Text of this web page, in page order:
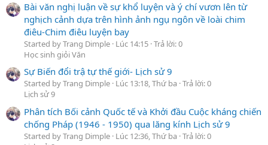
Bài văn nghị luận về sự khổ luyện và ý chí vươn lên từ
nghịch cảnh dựa trên hình ảnh ngụ ngôn về loài chim
điêu-Chim điêu luyện bay
Started by Trang Dimple Lúc 14:15 Trả lời: 0
Học sinh giỏi Văn
Sự Biến đổi trậ tự thế giới- Lịch sử 9
Started by Trang Dimple Lúc 13:18, Thứ ba Trả lời: 0
Lịch sử 9
Phân tích Bối cảnh Quốc tế và Khởi đầu Cuộc kháng chiến
chống Pháp (1946 - 1950) qua lăng kính Lịch sử 9
Started by Trang Dimple Lúc 12:36, Thứ ba Trả lời: 0